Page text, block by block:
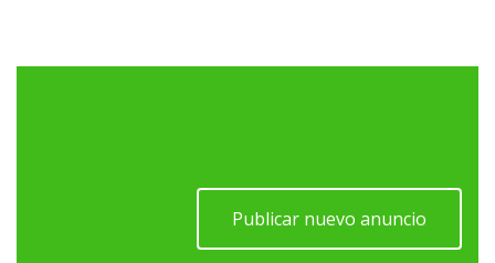
Publicar nuevo anuncio